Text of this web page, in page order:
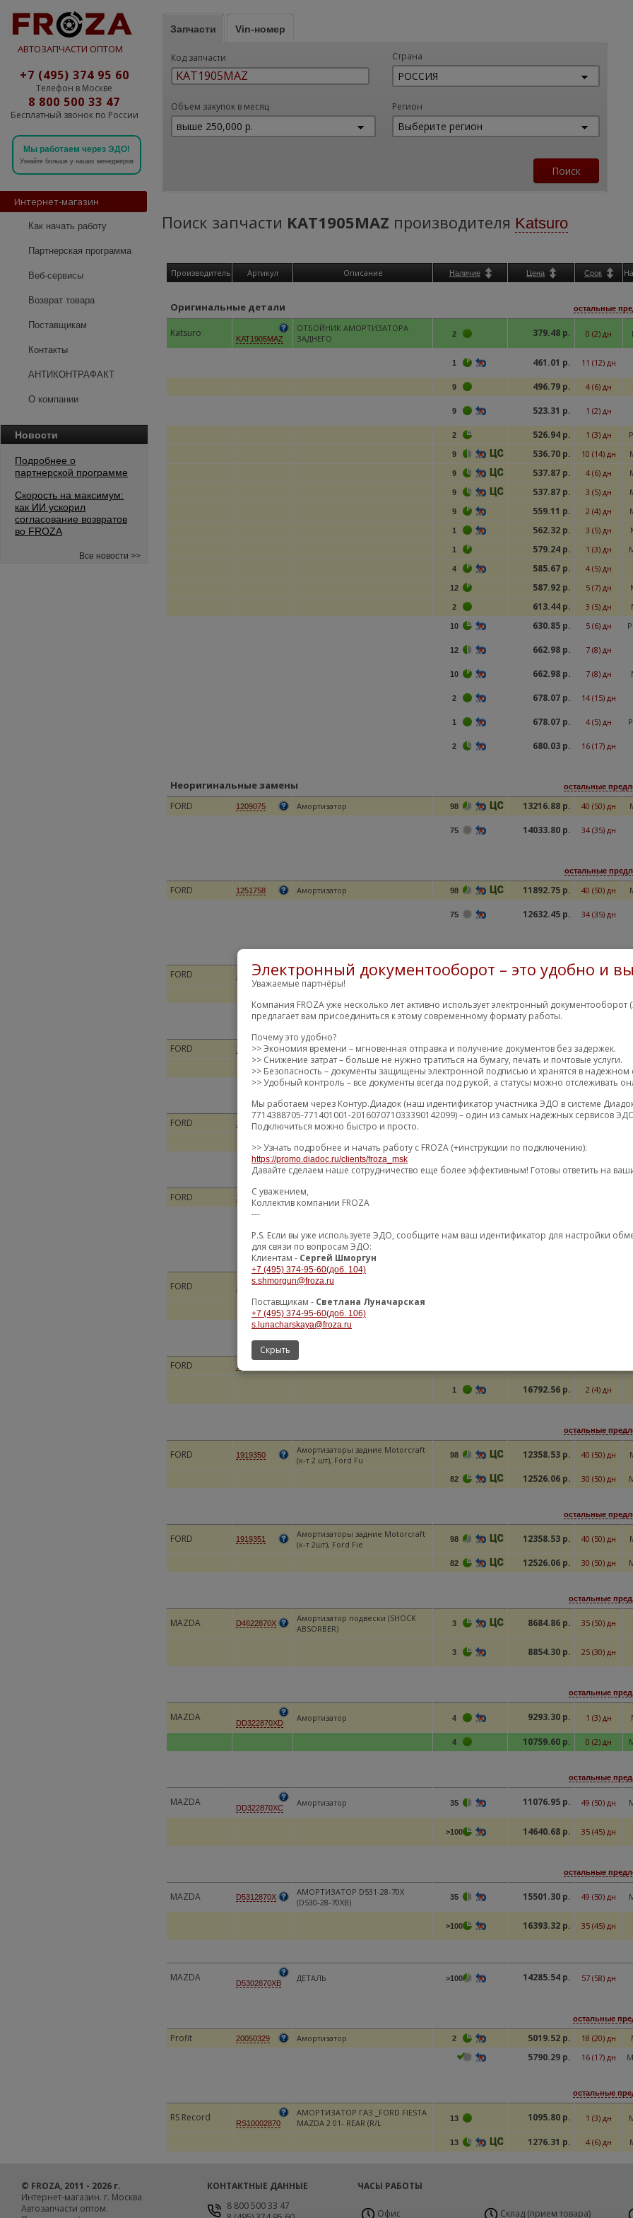
АВТОЗАПЧАСТИ ОПТОМ
+7 (495) 374 95 60
Телефон в Москве
8 800 500 33 47
Бесплатный звонок по России
Мы работаем через ЭДО!
Узнайте больше у наших менеджеров
Интернет-магазин
Как начать работу
Партнерская программа
Веб-сервисы
Возврат товара
Поставщикам
Контакты
АНТИКОНТРАФАКТ
О компании
Новости
Подробнее о
партнерской программе
Скорость на максимум:
как ИИ ускорил
согласование возвратов
во FROZA
Все новости >>
Запчасти Vin-номер
Код запчасти Страна
Объем закупок в месяц Регион
Поиск запчасти KAT1905MAZ производителя Katsuro
Производитель Артикул Описание Наличие Цена Срок
Оригинальные детали остальные
Katsuro KAT1905MAZ
ОТБОЙНИК АМОРТИЗАТОРА
ЗАДНЕГО
2 379.48 р. 0 (2) дн
1 461.01 р. 11 (12) дн
9 496.79 р. 4 (6) дн
9 523.31 р. 1 (2) дн
2 526.94 р. 1 (3) дн
9 536.70 р. 10 (14) дн
9 537.87 р. 4 (6) дн
9 537.87 р. 3 (5) дн
9 559.11 р. 2 (4) дн
1 562.32 р. 3 (5) дн
1 579.24 р. 1 (3) дн
4 585.67 р. 4 (5) дн
12 587.92 р. 5 (7) дн
2 613.44 р. 3 (5) дн
10 630.85 р. 5 (6) дн
12 662.98 р. 7 (8) дн
10 662.98 р. 7 (8) дн
2 678.07 р. 14 (15) дн
1 678.07 р. 4 (5) дн
2 680.03 р. 16 (17) дн
Неоригинальные замены остальные
FORD 1209075 Амортизатор 98 13216.88 р. 40 (50) дн
75 14033.80 р. 34 (35) дн
остальные
FORD 1251758 Амортизатор 98 11892.75 р. 40 (50) дн
75 12632.45 р. 34 (35) дн
FORD 1305429 ДЕТАЛЬ 82 9671.44 р. 30 (50) дн
FORD 1305612 Амортизатор 55 11638.79 р. 50 (80) дн
98 11892.75 р. 40 (50) дн
остальные
FORD 1327469 АМОРТИЗАТОР ЗАДНИЙ Fiesta 01- 20010.25 р. 30 (50) дн
40 (50) дн
остальные
FORD 1349680 Амортизатор
FORD 1354939
АМОРТИЗАТОР ЗАДНИЙ Fiesta
FORD 1768584
1 16792.56 р. 2 (4) дн
остальные
FORD 1919350
Амортизаторы задние Motorcraft
(к-т 2 шт), Ford Fu
98 12358.53 р. 40 (50) дн
82 12526.06 р. 30 (50) дн
остальные
FORD 1919351
Амортизаторы задние Motorcraft
(к-т 2шт), Ford Fie
98 12358.53 р. 40 (50) дн
82 12526.06 р. 30 (50) дн
остальные
MAZDA D4622870X
Амортизатор подвески (SHOCK
ABSORBER)
3 8684.86 р. 35 (50) дн
3 8854.30 р. 25 (30) дн
остальные
MAZDA DD322870XD Амортизатор 4 9293.30 р. 1 (3) дн
4 10759.60 р. 0 (2) дн
остальные
MAZDA DD322870XC Амортизатор 35 11076.95 р. 49 (50) дн
>100 14640.68 р. 35 (45) дн
остальные
MAZDA D5312870X
АМОРТИЗАТОР D531-28-70X
(D530-28-70XB)
35 15501.30 р. 49 (50) дн
>100 16393.32 р. 35 (45) дн
MAZDA D5302870XB ДЕТАЛЬ >100 14285.54 р. 57 (58) дн
остальные
Profit 20050329 Амортизатор 2 5019.52 р. 18 (20) дн
5790.29 р. 16 (17) дн
остальные
RS Record RS10002870
АМОРТИЗАТОР ГАЗ._FORD FIESTA
MAZDA 2 01- REAR (R/L
13 1095.80 р. 1 (3) дн
13 1276.31 р. 4 (6) дн
Электронный документооборот – это удобно и
Уважаемые партнёры!
Компания FROZA уже несколько лет активно использует электронный документооборот
предлагает вам присоединиться к этому современному формату работы.
Почему это удобно?
>> Экономия времени – мгновенная отправка и получение документов без задержек.
>> Снижение затрат – больше не нужно тратиться на бумагу, печать и почтовые услуги.
>> Безопасность – документы защищены электронной подписью и хранятся в надежном
>> Удобный контроль – все документы всегда под рукой, а статусы можно отслеживать
Мы работаем через Контур.Диадок (наш идентификатор участника ЭДО в системе
7714388705-771401001-201607071033390142099) – один из самых надежных сервисов
Подключиться можно быстро и просто.
>> Узнать подробнее и начать работу с FROZA (+инструкции по подключению):
https://promo.diadoc.ru/clients/froza_msk
Давайте сделаем наше сотрудничество еще более эффективным! Готовы ответить на
С уважением,
Коллектив компании FROZA
---
P.S. Если вы уже используете ЭДО, сообщите нам ваш идентификатор для настройки
для связи по вопросам ЭДО:
Клиентам - Сергей Шморгун
+7 (495) 374-95-60(доб. 104)
s.shmorgun@froza.ru
Поставщикам - Светлана Луначарская
+7 (495) 374-95-60(доб. 106)
s.lunacharskaya@froza.ru
Скрыть
© FROZA, 2011 - 2026 г.
Интернет-магазин. г. Москва
Автозапчасти оптом.
КОНТАКТНЫЕ ДАННЫЕ
8 800 500 33 47
ЧАСЫ РАБОТЫ
Офис Склад (прием товара)